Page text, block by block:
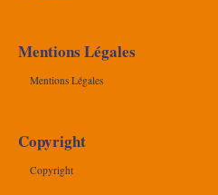
Mentions Légales
Mentions Légales
Copyright
Copyright